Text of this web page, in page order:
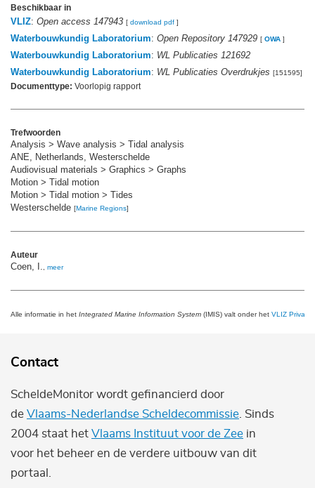
Beschikbaar in
VLIZ: Open access 147943 [ download pdf ]
Waterbouwkundig Laboratorium: Open Repository 147929 [ OWA ]
Waterbouwkundig Laboratorium: WL Publicaties 121692
Waterbouwkundig Laboratorium: WL Publicaties Overdrukjes [151595]
Documenttype: Voorlopig rapport
Trefwoorden
Analysis > Wave analysis > Tidal analysis
ANE, Netherlands, Westerschelde
Audiovisual materials > Graphics > Graphs
Motion > Tidal motion
Motion > Tidal motion > Tides
Westerschelde [Marine Regions]
Auteur
Coen, I. meer
Alle informatie in het Integrated Marine Information System (IMIS) valt onder het VLIZ Privacy
Contact
ScheldeMonitor wordt gefinancierd door
de Vlaams-Nederlandse Scheldecommissie . Sinds
2004 staat het Vlaams Instituut voor de Zee in
voor het beheer en de verdere uitbouw van dit
portaal.